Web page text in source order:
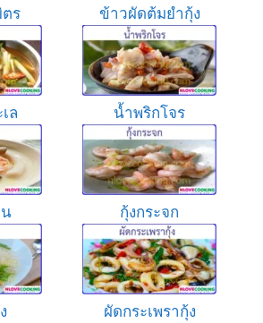
ร ข้าวผัดต้มยำกุ้ง
ล น้ำพริกโจร
กุ้งกระจก
ผัดกระเพรากุ้ง